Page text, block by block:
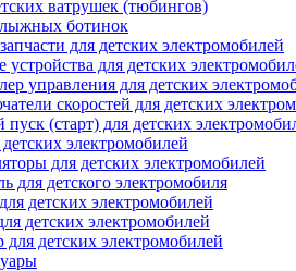
ватрушек (тюбингов)
ботинок
для детских электромобилей
устройства для детских
управления для детских
скоростей для детских
(старт) для детских
электромобилей
для детских электромобилей
для детского электромобиля
детских электромобилей
детских электромобилей
для детских электромобилей